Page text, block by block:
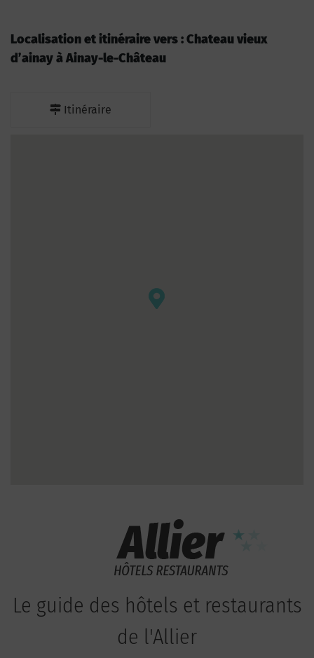
Localisation et itinéraire vers : Chateau vieux
d’ainay à Ainay-le-Château
Itinéraire
Le guide des hôtels et restaurants
de l'Allier